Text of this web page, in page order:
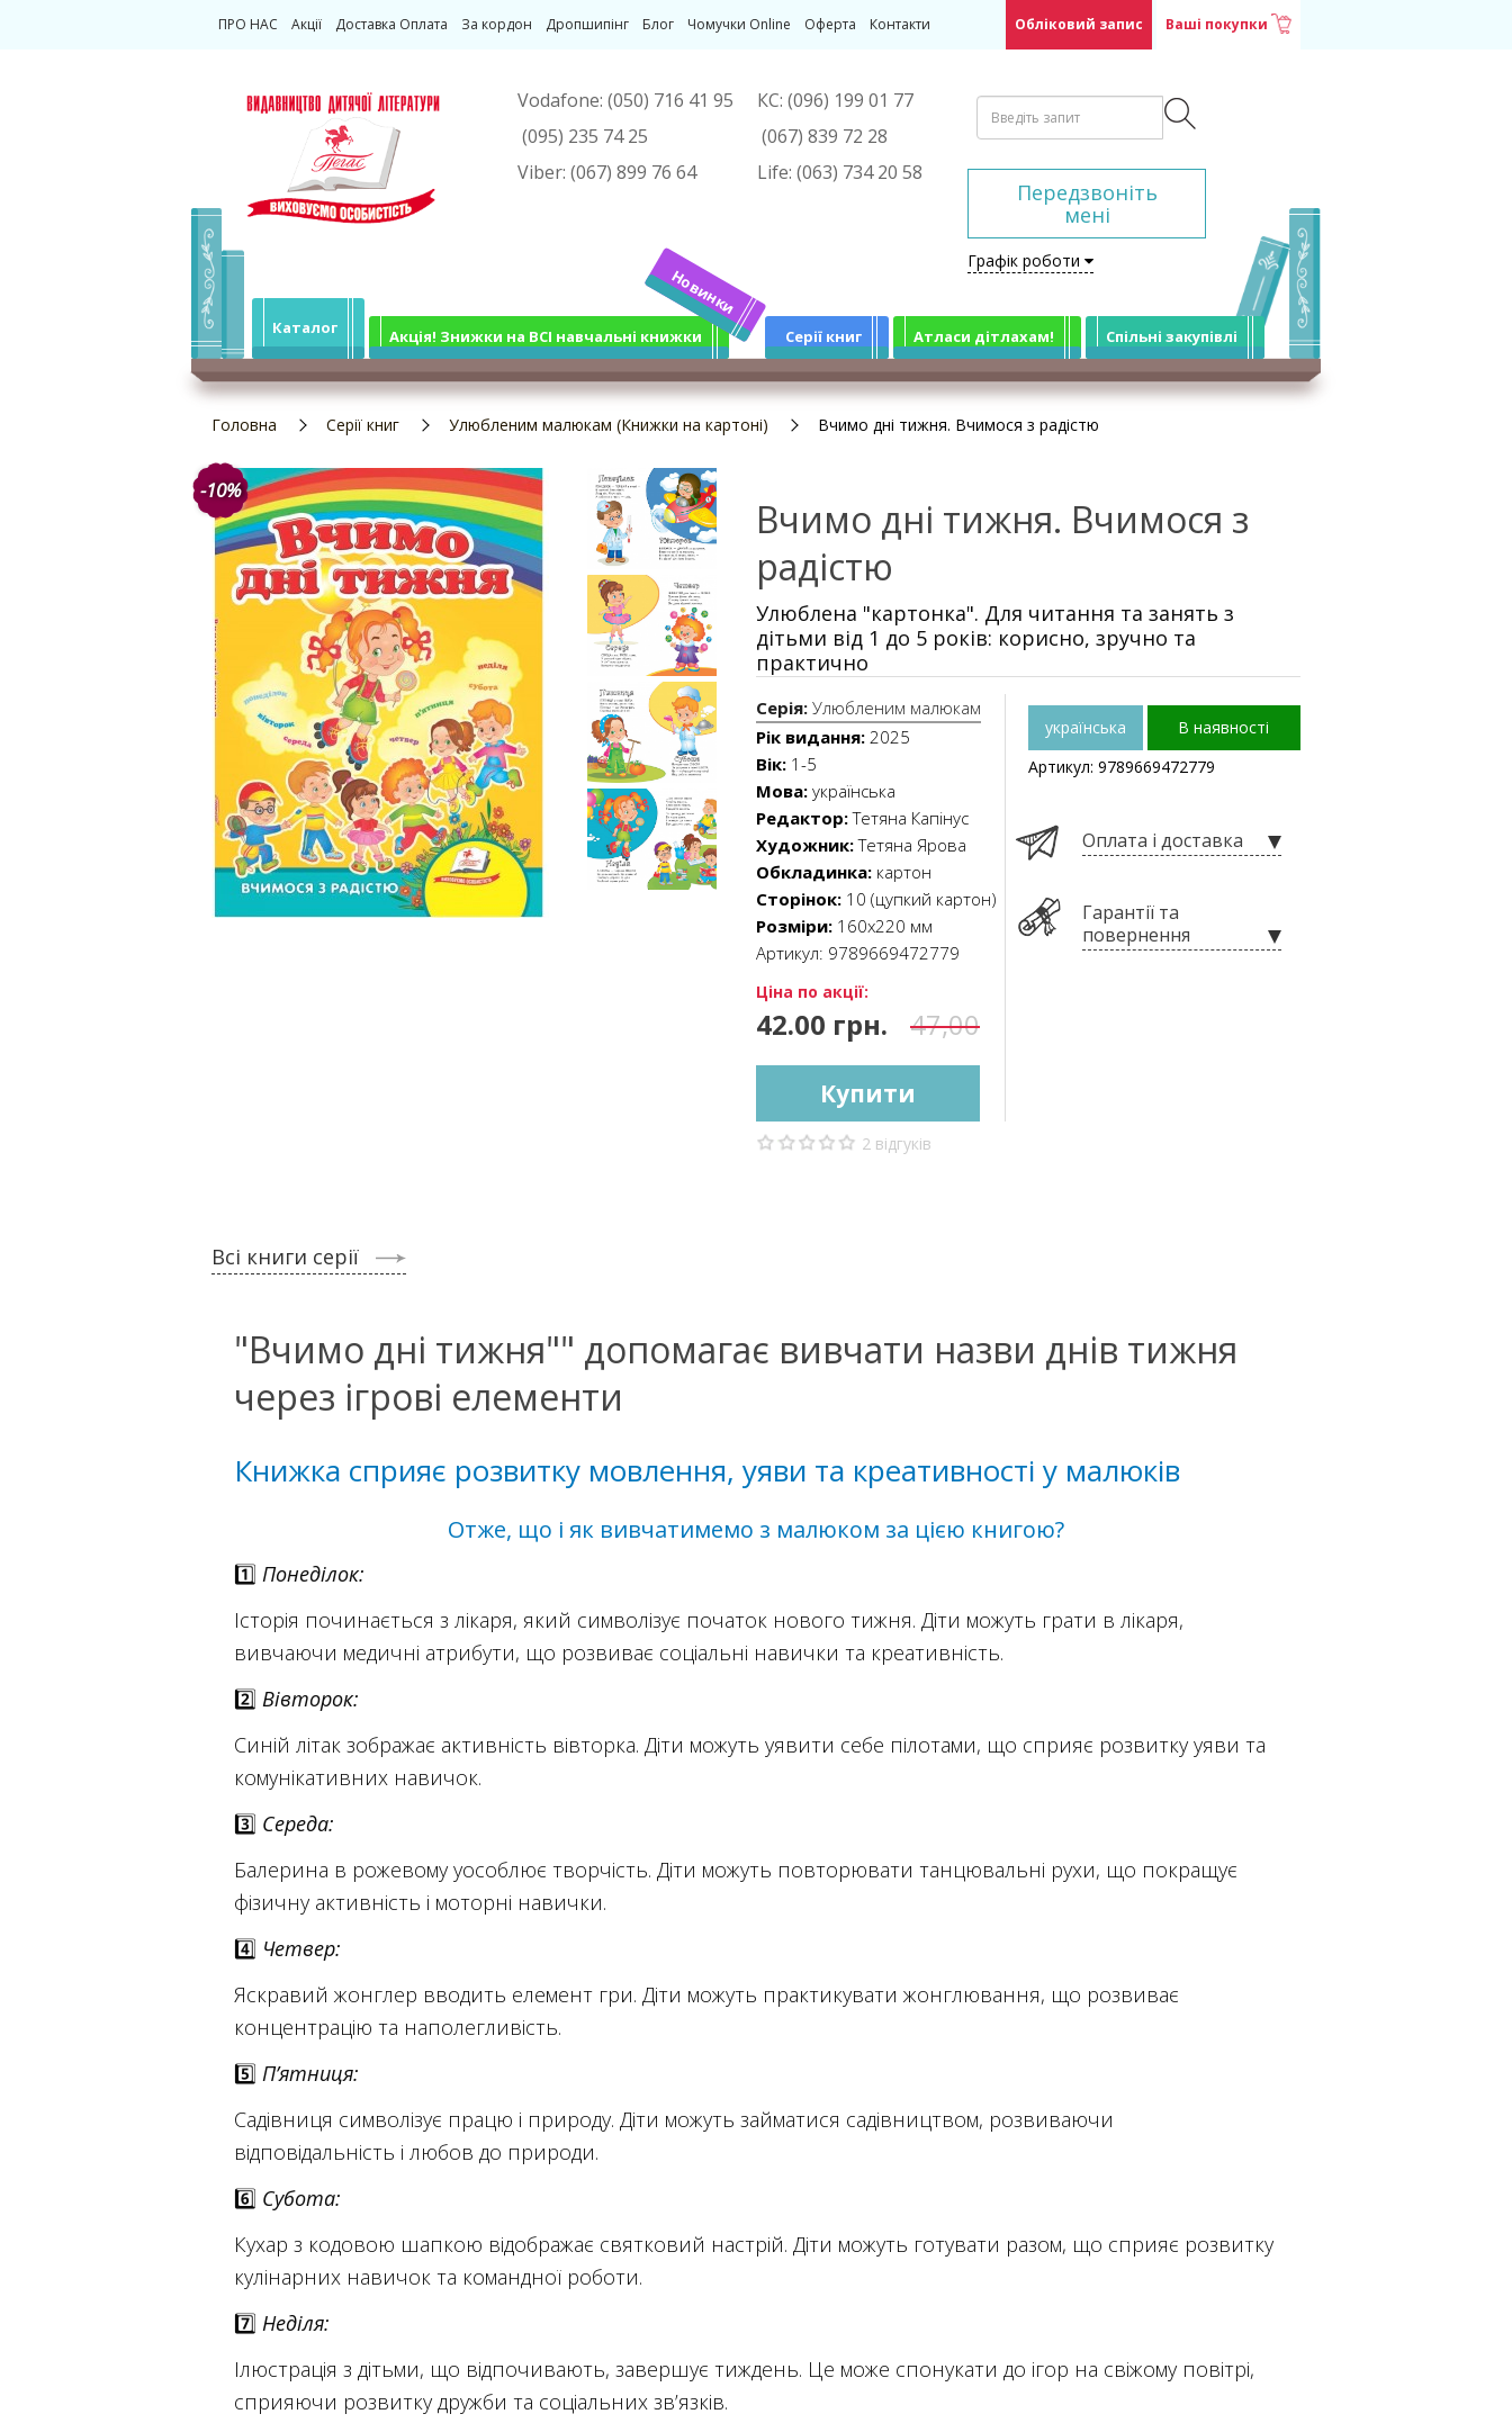
ПРО НАС Акції Доставка Оплата За кордон Дропшипінг Блог Чомучки Online Оферта Контакти Обліковий запис Ваші покупки
Vodafone: (050) 716 41 95
(095) 235 74 25
Viber: (067) 899 76 64
КС: (096) 199 01 77
(067) 839 72 28
Life: (063) 734 20 58
Передзвоніть
мені
Графік роботи
Каталог Акція! Знижки на ВСІ навчальні книжки
Новинки
Серії книг Атласи дітлахам! Спільні закупівлі
Головна Серії книг Улюбленим малюкам (Книжки на картоні) Вчимо дні тижня. Вчимося з радістю
-10%
Вчимо дні тижня. Вчимося з
радістю
Улюблена "картонка". Для читання та занять з
дітьми від 1 до 5 років: корисно, зручно та
практично
Серія: Улюбленим малюкам
Рік видання: 2025
Вік: 1-5
Мова: українська
Редактор:Тетяна Капінус
Художник:Тетяна Ярова
Обкладинка: картон
Сторінок: 10 (цупкий картон)
Розміри: 160х220 мм
Артикул: 9789669472779
Ціна по акції:
42.00 грн. 47,00
Купити
2 відгуків
українська
В наявності
Артикул: 9789669472779
Оплата і доставка
Гарантії та
повернення
Всі книги серії
"Вчимо дні тижня"" допомагає вивчати назви днів тижня
через ігрові елементи
Книжка сприяє розвитку мовлення, уяви та креативності у малюків
Отже, що і як вивчатимемо з малюком за цією книгою?
1️⃣ Понеділок:
Історія починається з лікаря, який символізує початок нового тижня. Діти можуть грати в лікаря,
вивчаючи медичні атрибути, що розвиває соціальні навички та креативність.
2️⃣ Вівторок:
Синій літак зображає активність вівторка. Діти можуть уявити себе пілотами, що сприяє розвитку уяви та
комунікативних навичок.
3️⃣ Середа:
Балерина в рожевому уособлює творчість. Діти можуть повторювати танцювальні рухи, що покращує
фізичну активність і моторні навички.
4️⃣ Четвер:
Яскравий жонглер вводить елемент гри. Діти можуть практикувати жонглювання, що розвиває
концентрацію та наполегливість.
5️⃣ П’ятниця:
Садівниця символізує працю і природу. Діти можуть займатися садівництвом, розвиваючи
відповідальність і любов до природи.
6️⃣ Субота:
Кухар з кодовою шапкою відображає святковий настрій. Діти можуть готувати разом, що сприяє розвитку
кулінарних навичок та командної роботи.
7️⃣ Неділя:
Ілюстрація з дітьми, що відпочивають, завершує тиждень. Це може спонукати до ігор на свіжому повітрі,
сприяючи розвитку дружби та соціальних зв’язків.